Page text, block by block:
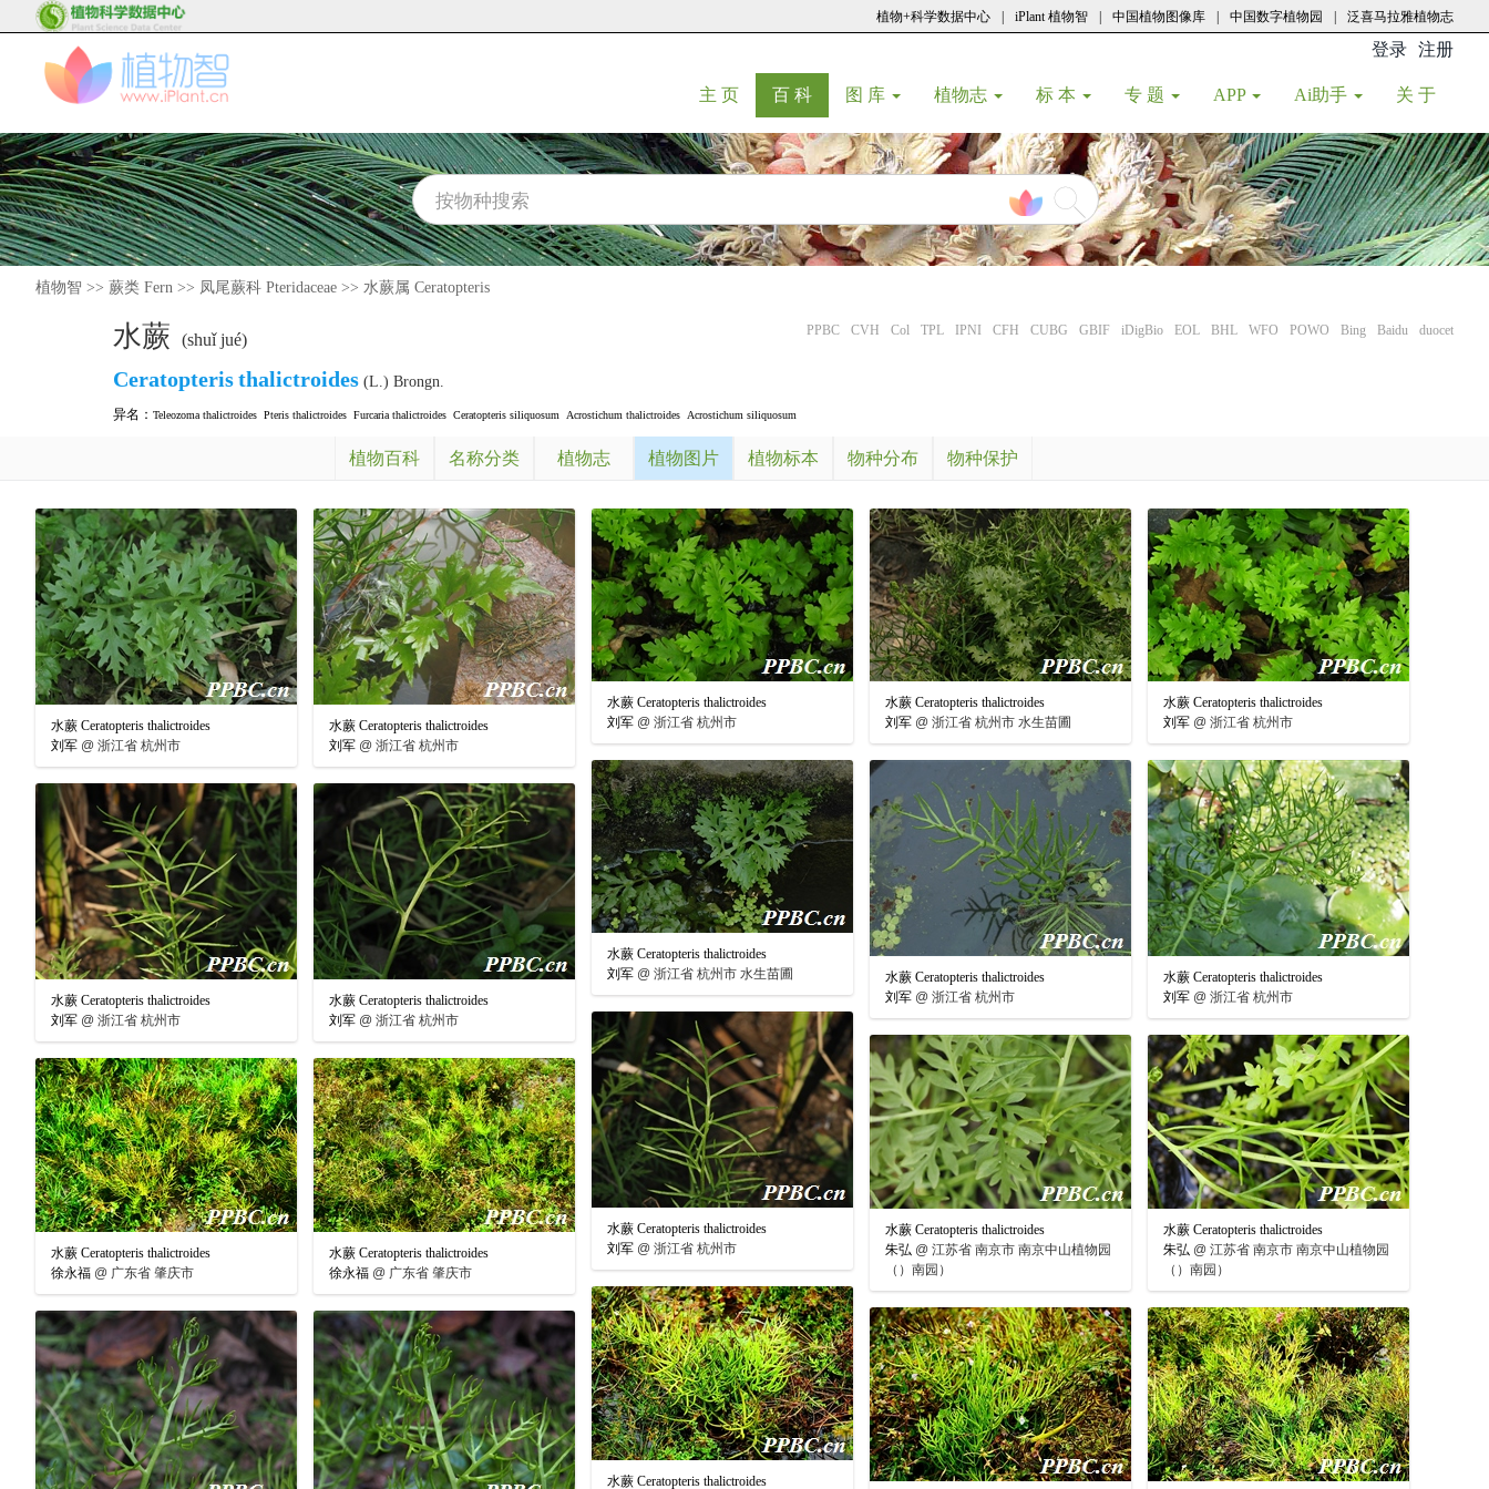
植物+科学数据中心 iPlant 植物智 中国植物图像库 中国数字植物园 泛喜马拉雅植物志
登录 注册
主 页(current)
百 科(current)
图 库 植物志 标 本 专 题 APP Ai助手 关 于
植物智 >> 蕨类 Fern >> 凤尾蕨科 Pteridaceae >> 水蕨属 Ceratopteris
水蕨 (shuǐ jué) PPBC CVH Col TPL IPNI CFH CUBG GBIF iDigBio EOL BHL WFO POWO Bing Baidu duocet
Ceratopteristhalictroides (L.) Brongn.
异名： Teleozoma thalictroides Pteris thalictroides Furcaria thalictroides Ceratopteris siliquosum Acrostichum thalictroides Acrostichum siliquosum
植物百科 名称分类 植物志 植物图片 植物标本 物种分布 物种保护
水蕨 Ceratopteris thalictroides
刘军 @ 浙江省 杭州市
水蕨 Ceratopteris thalictroides
刘军 @ 浙江省 杭州市
水蕨 Ceratopteris thalictroides
刘军 @ 浙江省 杭州市
水蕨 Ceratopteris thalictroides
刘军 @ 浙江省 杭州市 水生苗圃
水蕨 Ceratopteris thalictroides
刘军 @ 浙江省 杭州市
水蕨 Ceratopteris thalictroides
刘军 @ 浙江省 杭州市 水生苗圃
水蕨 Ceratopteris thalictroides
刘军 @ 浙江省 杭州市
水蕨 Ceratopteris thalictroides
刘军 @ 浙江省 杭州市
水蕨 Ceratopteris thalictroides
刘军 @ 浙江省 杭州市
水蕨 Ceratopteris thalictroides
刘军 @ 浙江省 杭州市
水蕨 Ceratopteris thalictroides
刘军 @ 浙江省 杭州市
水蕨 Ceratopteris thalictroides
朱弘 @ 江苏省 南京市 南京中山植物园
（）南园）
水蕨 Ceratopteris thalictroides
朱弘 @ 江苏省 南京市 南京中山植物园
（）南园）
水蕨 Ceratopteris thalictroides
徐永福 @ 广东省 肇庆市
水蕨 Ceratopteris thalictroides
徐永福 @ 广东省 肇庆市
水蕨 Ceratopteris thalictroides